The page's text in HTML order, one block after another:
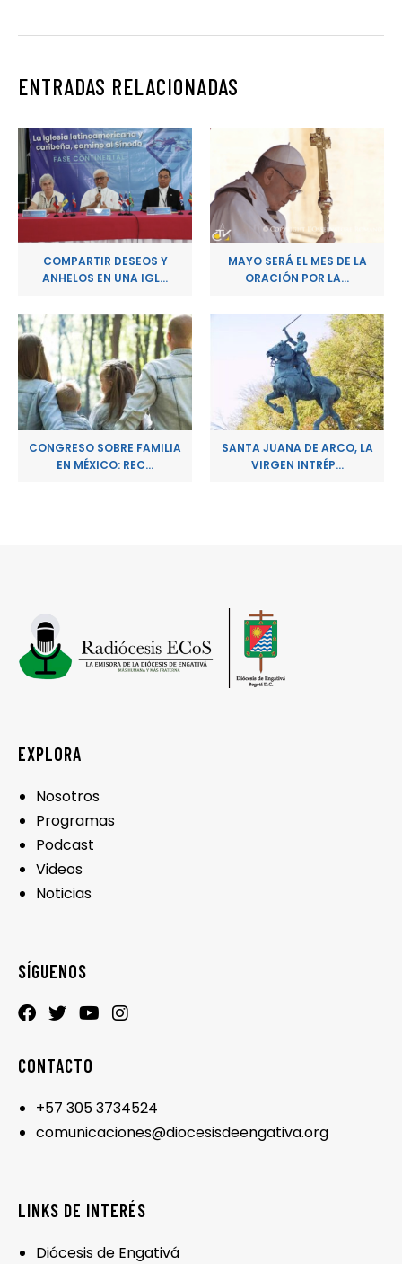
ENTRADAS RELACIONADAS
COMPARTIR DESEOS Y
ANHELOS EN UNA IGL...
MAYO SERÁ EL MES DE LA
ORACIÓN POR LA...
CONGRESO SOBRE FAMILIA
EN MÉXICO: REC...
SANTA JUANA DE ARCO, LA
VIRGEN INTRÉP...
EXPLORA
Nosotros
Programas
Podcast
Videos
Noticias
SÍGUENOS
CONTACTO
+57 305 3734524
comunicaciones@diocesisdeengativa.org
LINKS DE INTERÉS
Diócesis de Engativá